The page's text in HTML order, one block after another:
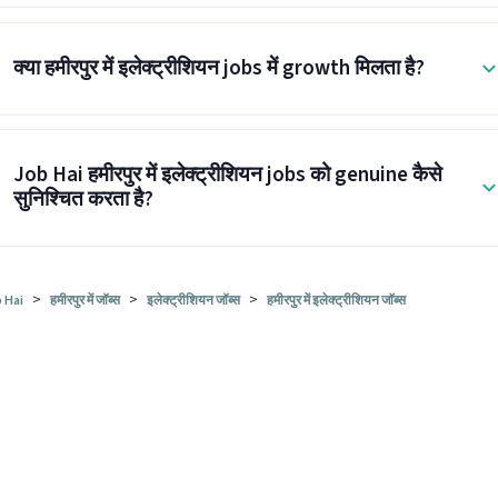
क्या हमीरपुर में इलेक्ट्रीशियन jobs में growth मिलता है?
Job Hai हमीरपुर में इलेक्ट्रीशियन jobs को genuine कैसे
सुनिश्चित करता है?
Hai > हमीरपुर में जॉब्स > इलेक्ट्रीशियन जॉब्स > हमीरपुर में इलेक्ट्रीशियन जॉब्स